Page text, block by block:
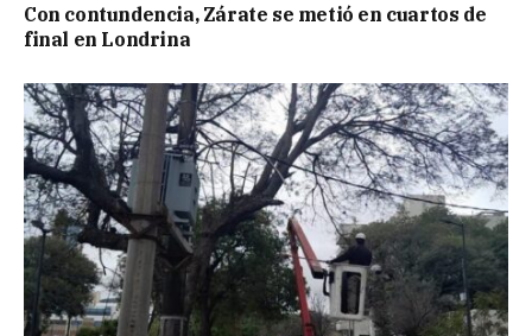
Con contundencia, Zárate se metió en cuartos de
final en Londrina